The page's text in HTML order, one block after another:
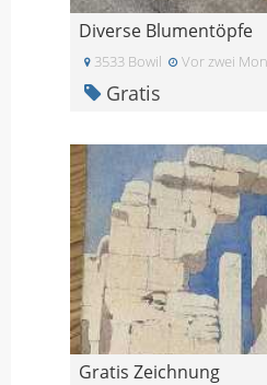
Diverse Blumentöpfe
3533 Bowil Vor zwei
Gratis
Gratis Zeichnung